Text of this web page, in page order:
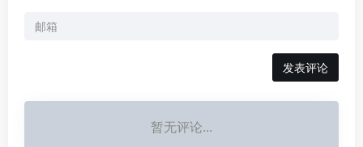
发表评论
暂无评论...